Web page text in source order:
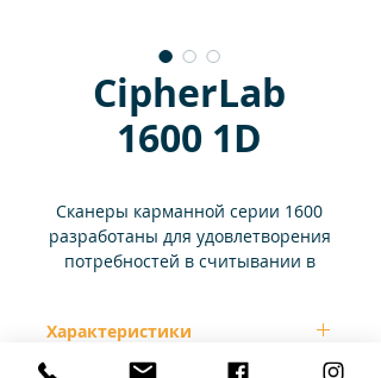
CipherLab
1600 1D
Сканеры карманной серии 1600
разработаны для удовлетворения
потребностей в считывании в
местах. Варианты считывателя
включают в себя линейный
Характеристики